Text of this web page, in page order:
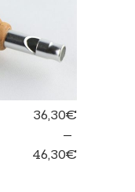
36,30€
–
46,30€Plage